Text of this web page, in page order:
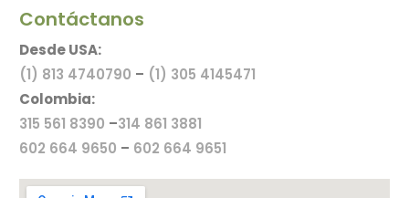
Contáctanos
Desde USA:
(1) 813 4740790 – (1) 305 4145471
Colombia:
315 561 8390 –314 861 3881
602 664 9650 – 602 664 9651